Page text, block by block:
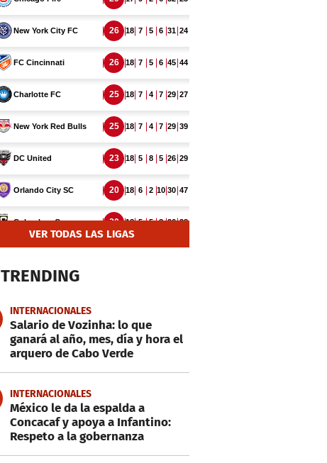
VER TODAS LAS LIGAS
TRENDING
INTERNACIONALES
Salario de Vozinha: lo que
ganará al año, mes, día y hora el
arquero de Cabo Verde
INTERNACIONALES
México le da la espalda a
Concacaf y apoya a Infantino:
Respeto a la gobernanza